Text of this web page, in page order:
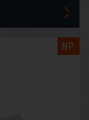
NP